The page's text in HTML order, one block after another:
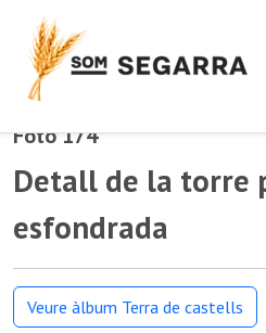
Foto 174
Detall de la torre
esfondrada
Veure àlbum Terra de castells